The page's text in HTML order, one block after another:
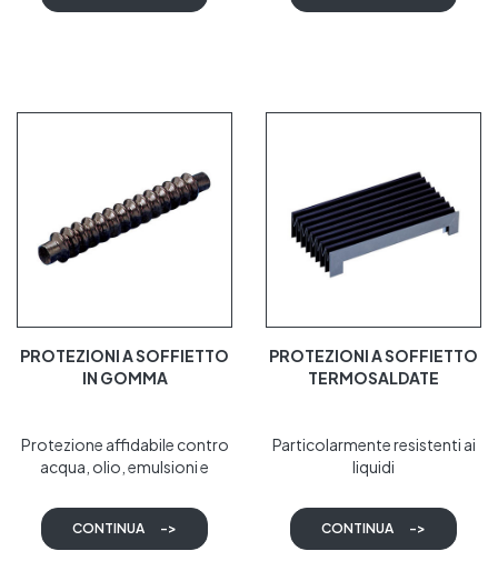
PROTEZIONI A SOFFIETTO
IN GOMMA
Protezione affidabile contro
acqua, olio, emulsioni e
CONTINUA ->
PROTEZIONI A SOFFIETTO
TERMOSALDATE
Particolarmente resistenti ai
liquidi
CONTINUA ->